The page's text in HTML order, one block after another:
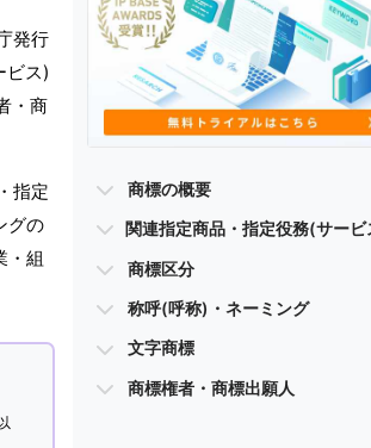
発行
ビス)
・商
指定
グの
・組
商標の概要
関連指定商品・指定役務(サービ
商標区分
称呼(呼称)・ネーミング
文字商標
商標権者・商標出願人